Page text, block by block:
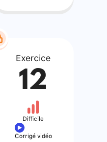
Exercice
12
Difficile
Corrigé vidéo